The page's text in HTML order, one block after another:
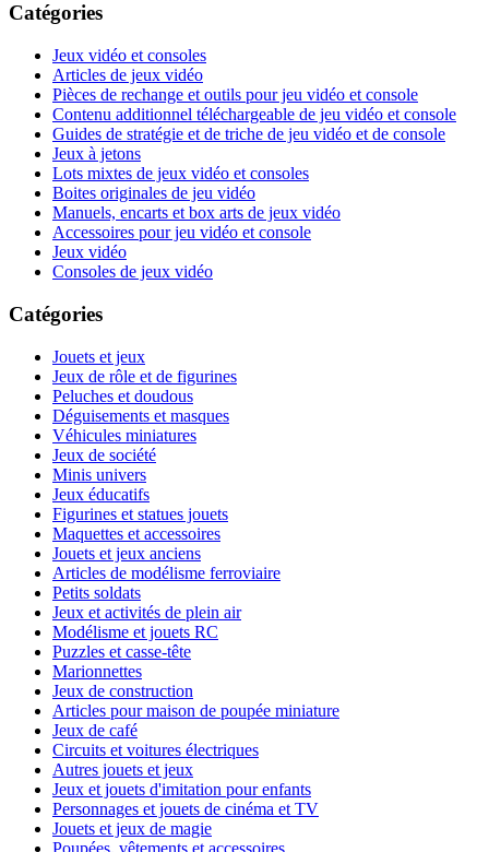
Catégories
Jeux vidéo et consoles
Articles de jeux vidéo
Pièces de rechange et outils pour jeu vidéo et console
Contenu additionnel téléchargeable de jeu vidéo et console
Guides de stratégie et de triche de jeu vidéo et de console
Jeux à jetons
Lots mixtes de jeux vidéo et consoles
Boites originales de jeu vidéo
Manuels, encarts et box arts de jeux vidéo
Accessoires pour jeu vidéo et console
Jeux vidéo
Consoles de jeux vidéo
Catégories
Jouets et jeux
Jeux de rôle et de figurines
Peluches et doudous
Déguisements et masques
Véhicules miniatures
Jeux de société
Minis univers
Jeux éducatifs
Figurines et statues jouets
Maquettes et accessoires
Jouets et jeux anciens
Articles de modélisme ferroviaire
Petits soldats
Jeux et activités de plein air
Modélisme et jouets RC
Puzzles et casse-tête
Marionnettes
Jeux de construction
Articles pour maison de poupée miniature
Jeux de café
Circuits et voitures électriques
Autres jouets et jeux
Jeux et jouets d'imitation pour enfants
Personnages et jouets de cinéma et TV
Jouets et jeux de magie
Poupées, vêtements et accessoires